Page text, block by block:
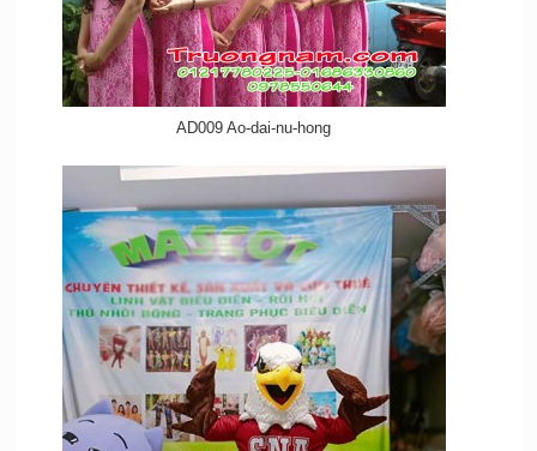
AD009 Ao-dai-nu-hong